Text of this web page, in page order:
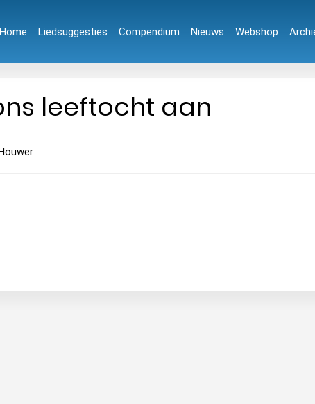
Home Liedsuggesties Compendium Nieuws Webshop
leeftocht aan